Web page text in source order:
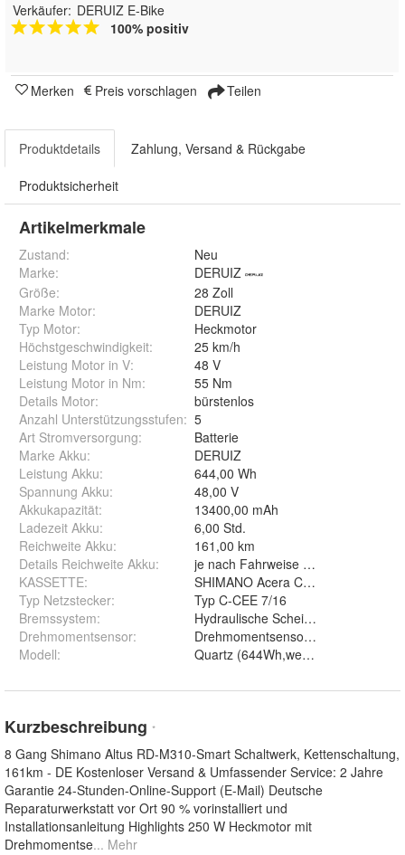
Verkäufer: DERUIZ E-Bike
100% positiv
Merken Preis vorschlagen Teilen
Produktdetails Zahlung, Versand & Rückgabe
Produktsicherheit
Artikelmerkmale
Zustand:
Neu
Marke:
DERUIZ
Größe:
28 Zoll
Marke Motor:
DERUIZ
Typ Motor:
Heckmotor
Höchstgeschwindigkeit:
25 km/h
Leistung Motor in V:
48 V
Leistung Motor in Nm:
55 Nm
Details Motor:
bürstenlos
Anzahl Unterstützungsstufen: 5
Art Stromversorgung:
Batterie
Marke Akku:
DERUIZ
Leistung Akku:
644,00 Wh
Spannung Akku:
48,00 V
Akkukapazität:
13400,00 mAh
Ladezeit Akku:
6,00 Std.
Reichweite Akku:
161,00 km
Details Reichweite Akku:
je nach Fahrweise 120-160km
KASSETTE:
SHIMANO Acera CS-HG41-8, 11-
Typ Netzstecker:
Typ C-CEE 7/16
Bremssystem:
Hydraulische Scheibenbremsen
Drehmomentsensor:
Drehmomentsensor+Kadenzsensor,
Modell: Quartz (644Wh,weiß), Quartz
Kurzbeschreibung *
8 Gang Shimano Altus RD-M310-Smart Schaltwerk, Kettenschaltung,
161km - DE Kostenloser Versand & Umfassender Service: 2 Jahre
Garantie 24-Stunden-Online-Support (E-Mail) Deutsche
Reparaturwerkstatt vor Ort 90 % vorinstalliert und
Installationsanleitung Highlights 250 W Heckmotor mit
Drehmomentse... Mehr